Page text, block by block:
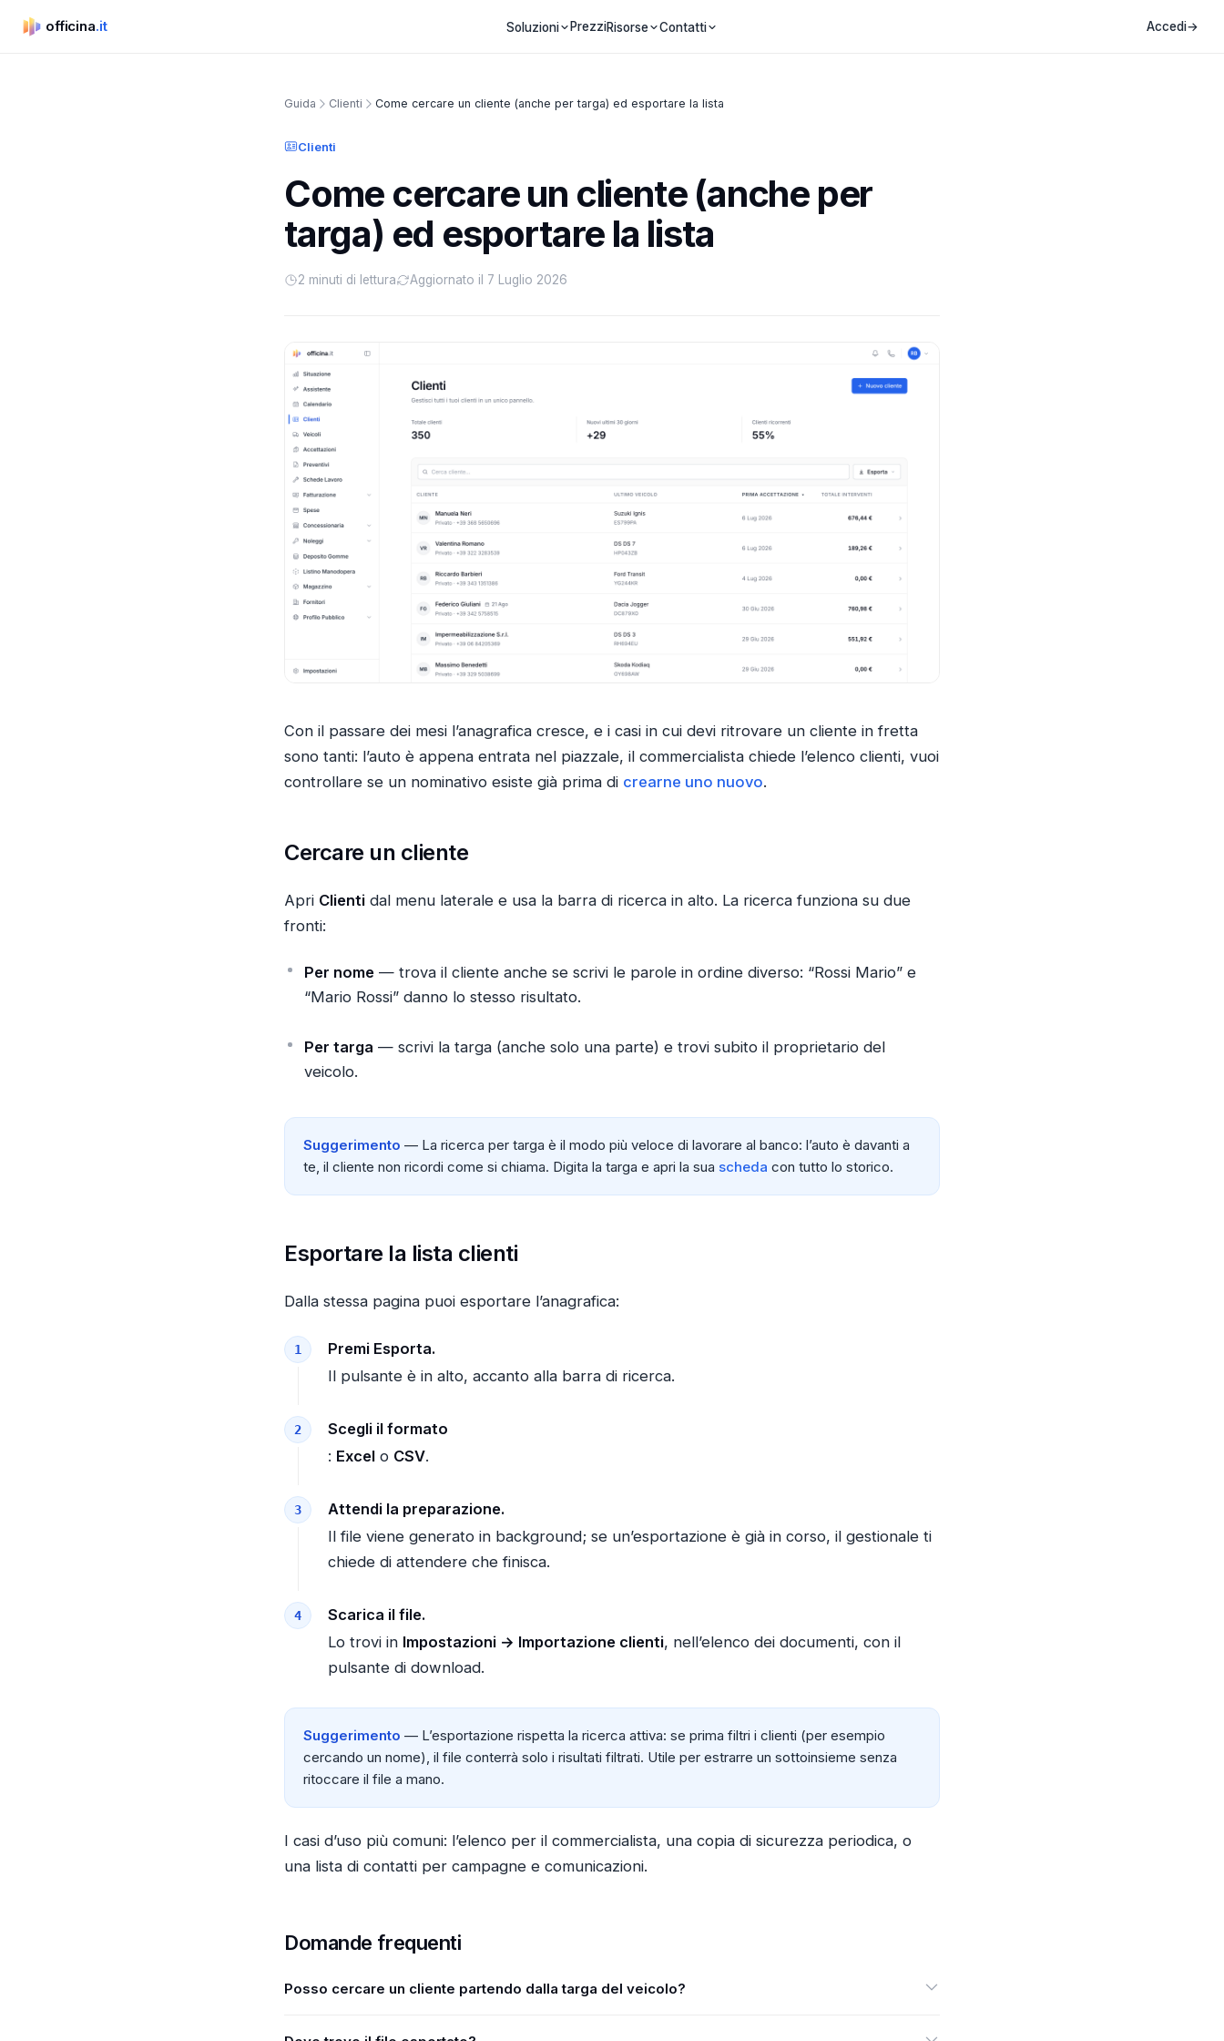
officina.it
officina.it Soluzioni PrezziRisorse Contatti Accedi→
Guida Clienti Come cercare un cliente (anche per targa) ed esportare la lista
Clienti
Come cercare un cliente (anche per
targa) ed esportare la lista
2 minuti di lettura Aggiornato il 7 Luglio 2026
Con il passare dei mesi l’anagrafica cresce, e i casi in cui devi ritrovare un cliente in fretta
sono tanti: l’auto è appena entrata nel piazzale, il commercialista chiede l’elenco clienti, vuoi
controllare se un nominativo esiste già prima di crearne uno nuovo.
Cercare un cliente
Apri Clienti dal menu laterale e usa la barra di ricerca in alto. La ricerca funziona su due
fronti:
Per nome — trova il cliente anche se scrivi le parole in ordine diverso: “Rossi Mario” e
“Mario Rossi” danno lo stesso risultato.
Per targa — scrivi la targa (anche solo una parte) e trovi subito il proprietario del
veicolo.
Suggerimento — La ricerca per targa è il modo più veloce di lavorare al banco: l’auto è davanti a
te, il cliente non ricordi come si chiama. Digita la targa e apri la sua scheda con tutto lo storico.
Esportare la lista clienti
Dalla stessa pagina puoi esportare l’anagrafica:
Premi Esporta.
Il pulsante è in alto, accanto alla barra di ricerca.
Scegli il formato
: Excel o CSV.
Attendi la preparazione.
Il file viene generato in background; se un’esportazione è già in corso, il gestionale ti
chiede di attendere che finisca.
Scarica il file.
Lo trovi in Impostazioni → Importazione clienti, nell’elenco dei documenti, con il
pulsante di download.
Suggerimento — L’esportazione rispetta la ricerca attiva: se prima filtri i clienti (per esempio
cercando un nome), il file conterrà solo i risultati filtrati. Utile per estrarre un sottoinsieme senza
ritoccare il file a mano.
I casi d’uso più comuni: l’elenco per il commercialista, una copia di sicurezza periodica, o
una lista di contatti per campagne e comunicazioni.
Domande frequenti
Posso cercare un cliente partendo dalla targa del veicolo?